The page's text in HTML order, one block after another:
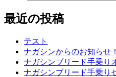
最近の投稿
テスト
ナガシンからのお知らせ！
ナガシンブリード手乗り
ナガシンブリード手乗り